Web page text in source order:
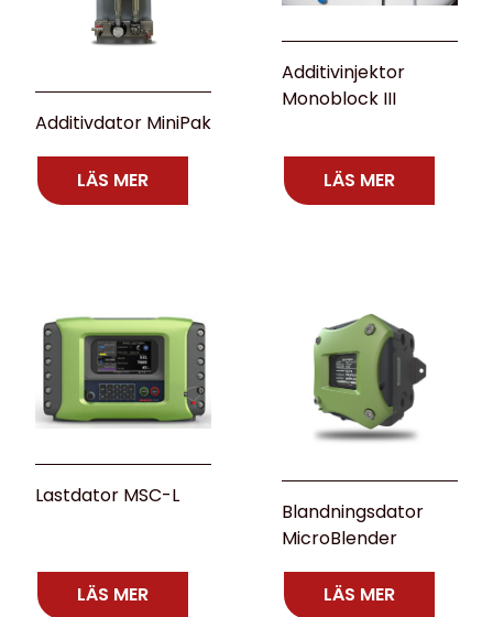
Additivdator MiniPak
LÄS MER
Additivinjektor
Monoblock III
LÄS MER
Lastdator MSC-L
LÄS MER
Blandningsdator
MicroBlender
LÄS MER